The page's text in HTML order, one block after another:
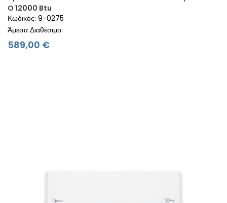
O 12000 Btu
Κωδικός: 9-0275
Άμεσα Διαθέσιμο
589,00 €Τιμή